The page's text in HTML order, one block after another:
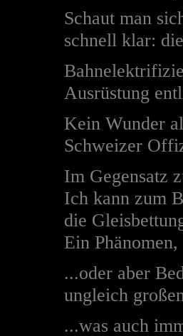
Schaut man
schnell klar:
Ausrüstung
Kein Wunder
Schweizer
Im Gegensatz
Ich kann zum
die
Ein
...oder aber
ungleich
...was auch